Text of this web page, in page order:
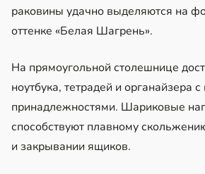
раковины удачно выделяются на
оттенке «Белая Шагрень».
На прямоугольной столешнице
ноутбука, тетрадей и органайзера
принадлежностями. Шариковые
способствуют плавному
и закрывании ящиков.